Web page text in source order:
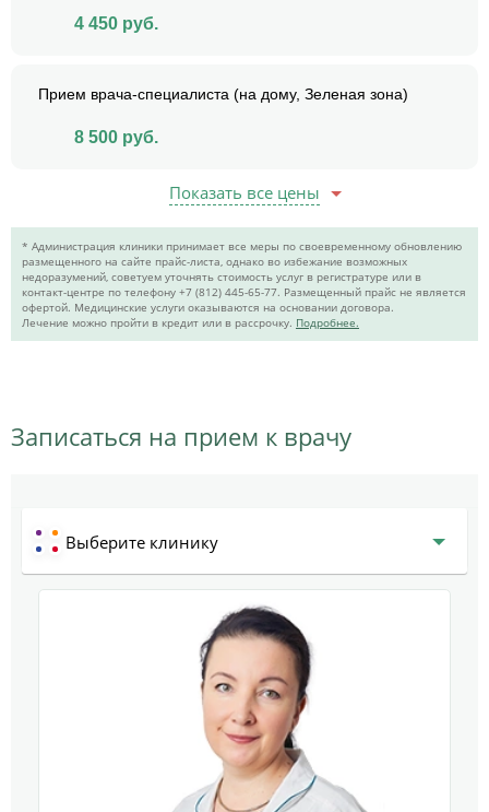
4 450 руб.
Прием врача-специалиста (на дому, Зеленая зона)
8 500 руб.
Показать все цены
* Администрация клиники принимает все меры по своевременному обновлению
размещенного на сайте прайс-листа, однако во избежание возможных
недоразумений, советуем уточнять стоимость услуг в регистратуре или в
контакт-центре по телефону +7 (812) 445-65-77. Размещенный прайс не является
офертой. Медицинские услуги оказываются на основании договора.
Лечение можно пройти в кредит или в рассрочку. Подробнее.
Записаться на прием к врачу
Выберите клинику